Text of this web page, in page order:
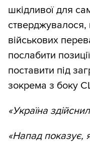
шкідливої для
військових
послабити
поставити під
зокрема з боку
«Україна
«Напад показує,